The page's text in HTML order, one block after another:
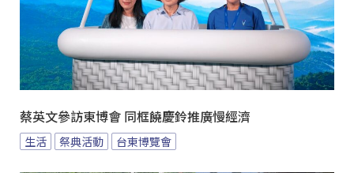
蔡英文參訪東博會 同框饒慶鈴推廣慢經濟
生活 祭典活動 台東博覽會